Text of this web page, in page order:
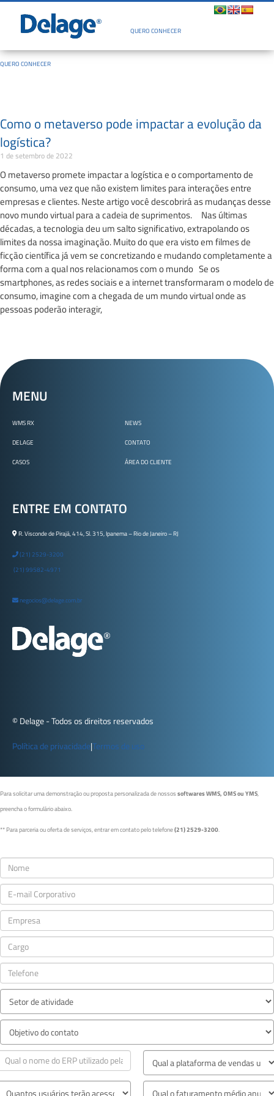
QUERO CONHECER
QUERO CONHECER
Como o metaverso pode impactar a evolução da
logística?
1 de setembro de 2022
O metaverso promete impactar a logística e o comportamento de
consumo, uma vez que não existem limites para interações entre
empresas e clientes. Neste artigo você descobrirá as mudanças desse
novo mundo virtual para a cadeia de suprimentos. Nas últimas
décadas, a tecnologia deu um salto significativo, extrapolando os
limites da nossa imaginação. Muito do que era visto em filmes de
ficção científica já vem se concretizando e mudando completamente a
forma com a qual nos relacionamos com o mundo Se os
smartphones, as redes sociais e a internet transformaram o modelo de
consumo, imagine com a chegada de um mundo virtual onde as
pessoas poderão interagir,
MENU
WMS RX
DELAGE
CASOS
NEWS
CONTATO
ÁREA DO CLIENTE
ENTRE EM CONTATO
R. Visconde de Pirajá, 414, Sl. 315, Ipanema – Rio de Janeiro – RJ
(21) 2529-3200
(21) 99582-4971
negocios@delage.com.br
© Delage - Todos os direitos reservados
Política de privacidade|Termos de uso
Para solicitar uma demonstração ou proposta personalizada de nossossoftwares WMS, OMS ou YMS,
preencha o formulário abaixo.
** Para parceria ou oferta de serviços, entrar em contato pelo telefone(21) 2529-3200.